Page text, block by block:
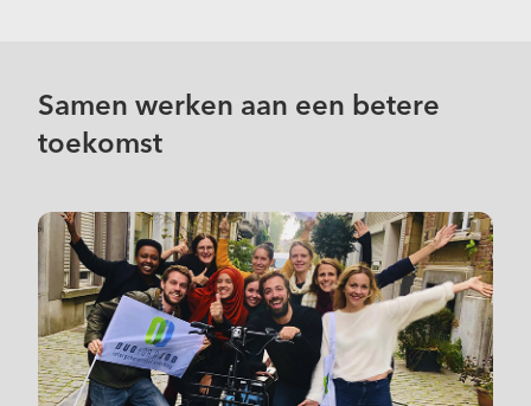
Samen werken aan een betere
toekomst